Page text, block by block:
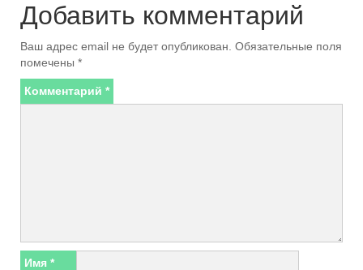
Добавить комментарий
Ваш адрес email не будет опубликован. Обязательные поля
помечены *
Комментарий *
Имя *